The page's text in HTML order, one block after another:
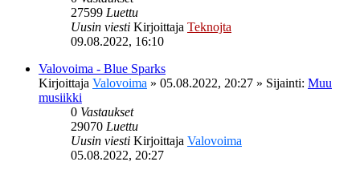
27599 Luettu
Uusin viesti Kirjoittaja Teknojta
09.08.2022, 16:10
Valovoima - Blue Sparks
Kirjoittaja Valovoima » 05.08.2022, 20:27 » Sijainti: Muu
musiikki
0 Vastaukset
29070 Luettu
Uusin viesti Kirjoittaja Valovoima
05.08.2022, 20:27